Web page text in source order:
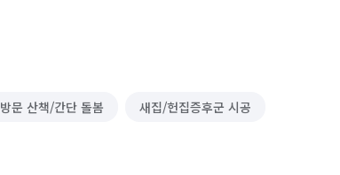
방문 산책/간단 돌봄 새집/헌집증후군 시공